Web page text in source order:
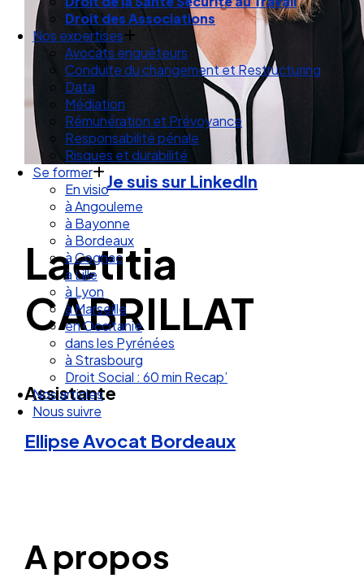
Droit des Associations
Nos expertises
Avocats enquêteurs
Conduite du changement et Restructuring
Data
Médiation
Rémunération et Prévoyance
Responsabilité pénale
Risques et durabilité
Se former
En visio
à Angouleme
à Bayonne
à Bordeaux
à Cognac
à Lille
à Lyon
à Marseille
en Occitanie
dans les Pyrénées
à Strasbourg
Droit Social : 60 min Recap’
Nos articles
Nous suivre
Je suis sur LinkedIn
Laetitia
CABRILLAT
Assistante
Ellipse Avocat Bordeaux
A propos